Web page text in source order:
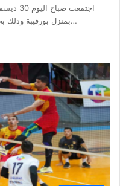
بمنزل بورقيبة وذلك بحضور كل الاعضاء فوزي البجاوي نائب رئيس…